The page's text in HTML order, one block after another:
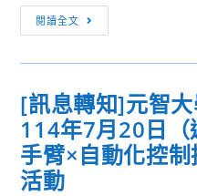
屬
央
印
製
閱讀全文
息
轉
元
智
大
學
[訊息轉知]元智
114年7月20日
手臂×自動化控
活動